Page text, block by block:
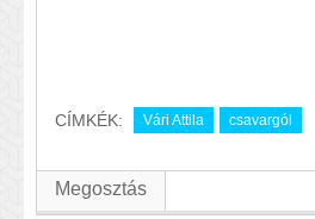
CÍMKÉK: Vári Attila csavargól
Megosztás